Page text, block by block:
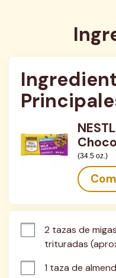
(34.5 oz.)
2 tazas de
trituradas
1 taza de